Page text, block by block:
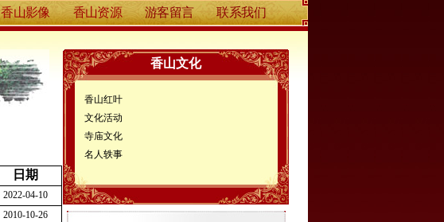
香山影像 香山资源 游客留言 联系我们
日期
2022-04-10
2010-10-26
香山文化
香山红叶
文化活动
寺庙文化
名人轶事